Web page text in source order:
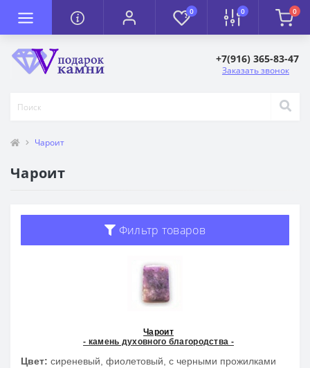
0 0 0
+7(916) 365-83-47
Заказать звонок
Чароит
Чароит
Фильтр товаров
Чароит
- камень духовного благородства -
Цвет: сиреневый, фиолетовый, с черными прожилками